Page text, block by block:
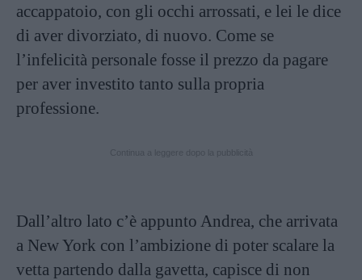
accappatoio, con gli occhi arrossati, e lei le dice
di aver divorziato, di nuovo. Come se
l’infelicità personale fosse il prezzo da pagare
per aver investito tanto sulla propria
professione.
Dall’altro lato c’è appunto Andrea, che arrivata
a New York con l’ambizione di poter scalare la
vetta partendo dalla gavetta, capisce di non